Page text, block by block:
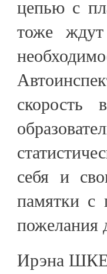
цепью с
тоже
скорость
себя и
памятки с
пожелания
Ирэна